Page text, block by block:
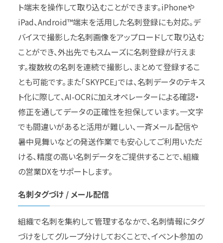
ト端末を操作して取り込むことができます。iPhoneや
iPad、Android™端末を活用した名刺登録にも対応。デ
バイスで撮影した名刺画像をアップロードして取り込む
ことができ、外出先でもスムーズに名刺登録が行えま
す。複数枚の名刺を連続で撮影し、まとめて登録するこ
とも可能です。また「SKYPCE」では、名刺データのテキス
ト化に際して、AI-OCRに加えオペレーターによる確認・
修正を通してデータの正確性を担保しています。一文字
でも間違いがあると活用が難しい、一斉メール配信や
暑中見舞いなどの発送作業でも安心してご利用いただ
ける、精度の高い名刺データをご提供することで、組織
の営業DXをサポートします。
名刺タグづけ / メール配信
組織で名刺を集約して管理するなかで、名刺情報にタグ
づけをしてグループ分けしておくことで、イベント参加の